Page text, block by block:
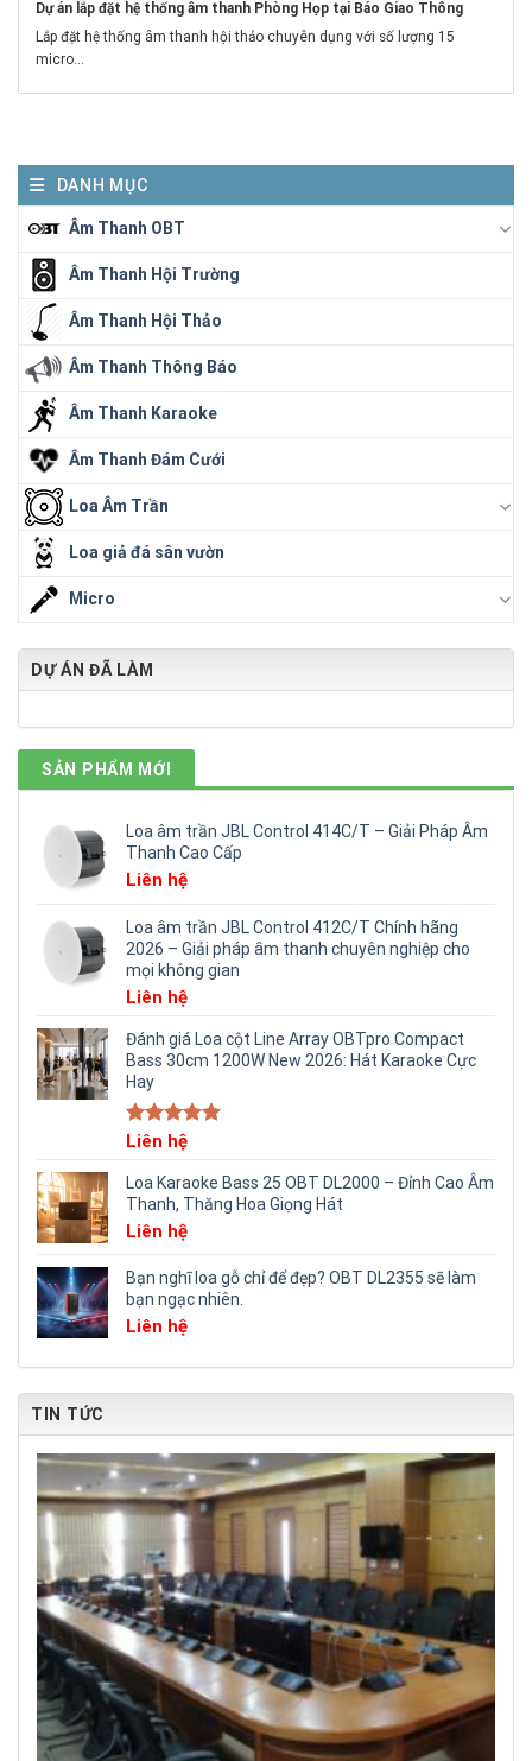
DANH MỤC
Âm Thanh OBT
Âm Thanh Hội Trường
Âm Thanh Hội Thảo
Âm Thanh Thông Báo
Âm Thanh Karaoke
Âm Thanh Đám Cưới
Loa Âm Trần
Loa giả đá sân vườn
Micro
DỰ ÁN ĐÃ LÀM
SẢN PHẨM MỚI
Loa âm trần JBL Control 414C/T – Giải Pháp Âm
Thanh Cao Cấp
Liên hệ
Loa âm trần JBL Control 412C/T Chính hãng
2026 – Giải pháp âm thanh chuyên nghiệp cho
mọi không gian
Liên hệ
Đánh giá Loa cột Line Array OBTpro Compact
Bass 30cm 1200W New 2026: Hát Karaoke Cực
Hay
Rated5.00
Liên hệ
Loa Karaoke Bass 25 OBT DL2000 – Đỉnh Cao Âm
Thanh, Thăng Hoa Giọng Hát
Liên hệ
Bạn nghĩ loa gỗ chỉ để đẹp? OBT DL2355 sẽ làm
bạn ngạc nhiên.
Liên hệ
TIN TỨC
Dự án lắp đặt hệ thống âm thanh Phòng Họp tại Báo Giao Thông
Lắp đặt hệ thống âm thanh hội thảo chuyên dụng với số lượng 15
micro...